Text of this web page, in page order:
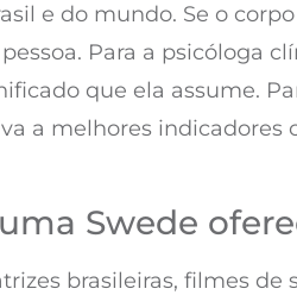
e do mundo. Se o
Para a psicóloga
que ela assume.
a melhores indicadores
Swede
brasileiras, filmes de